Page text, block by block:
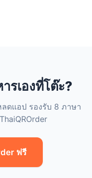
รเองที่โต๊ะ?
ดแอป รองรับ 8 ภาษา
ฟรี